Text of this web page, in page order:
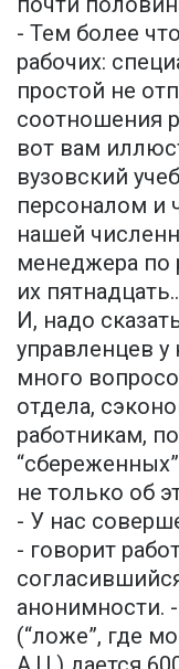
- Тем более
рабочих:
простой не
соотношения
вот вам
вузовский
персоналом и
нашей
менеджера по
их
И, надо
управленцев у
много
отдела,
работникам,
не только об
- У нас
- говорит
анонимности.
(“ложе”, где